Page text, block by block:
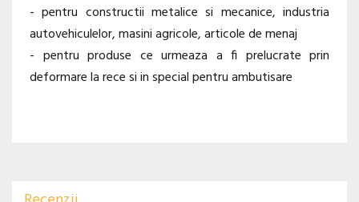
- pentru constructii metalice si mecanice, industria
autovehiculelor, masini agricole, articole de menaj
- pentru produse ce urmeaza a fi prelucrate prin
deformare la rece si in special pentru ambutisare